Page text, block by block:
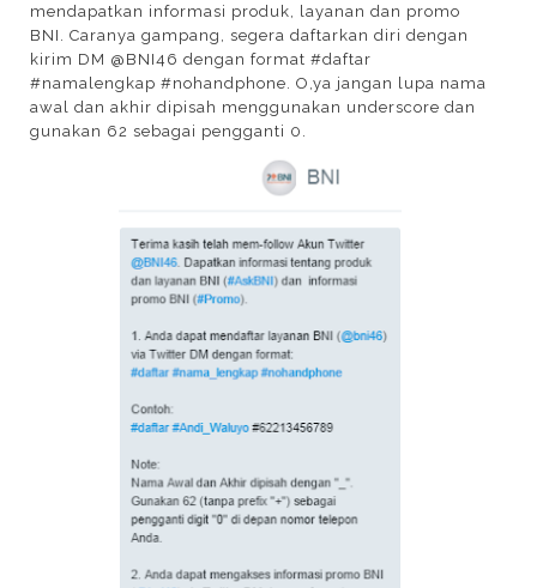
mendapatkan informasi produk, layanan dan promo
BNI. Caranya gampang, segera daftarkan diri dengan
kirim DM @BNI46 dengan format #daftar
#namalengkap #nohandphone. O,ya jangan lupa nama
awal dan akhir dipisah menggunakan underscore dan
gunakan 62 sebagai pengganti 0.